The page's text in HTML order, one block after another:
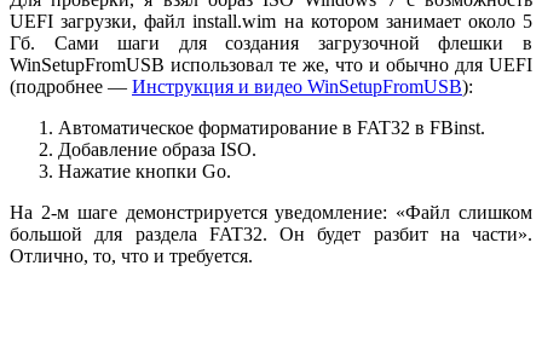
UEFI загрузки, файл install.wim на котором занимает около 5
Гб. Сами шаги для создания загрузочной флешки в
WinSetupFromUSB использовал те же, что и обычно для UEFI
(подробнее — Инструкция и видео WinSetupFromUSB):
Автоматическое форматирование в FAT32 в FBinst.
Добавление образа ISO.
Нажатие кнопки Go.
На 2-м шаге демонстрируется уведомление: «Файл слишком
большой для раздела FAT32. Он будет разбит на части».
Отлично, то, что и требуется.